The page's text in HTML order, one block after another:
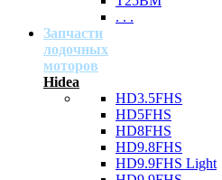
. . .
Запчасти
лодочных
моторов
Hidea
HD3.5FHS
HD5FHS
HD8FHS
HD9.8FHS
HD9.9FHS Light